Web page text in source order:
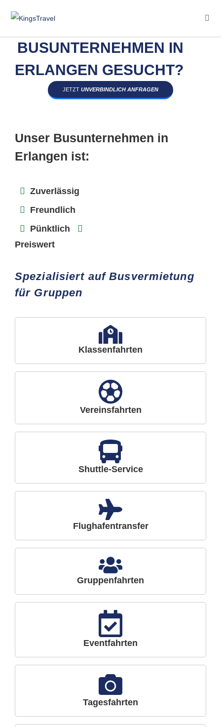
BUSUNTERNEHMEN IN
ERLANGEN GESUCHT?
JETZT UNVERBINDLICH ANFRAGEN
Unser Busunternehmen in
Erlangen ist:
Zuverlässig
Freundlich
Pünktlich
Preiswert
Spezialisiert auf Busvermietung
für Gruppen
Klassenfahrten
Vereinsfahrten
Shuttle-Service
Flughafentransfer
Gruppenfahrten
Eventfahrten
Tagesfahrten